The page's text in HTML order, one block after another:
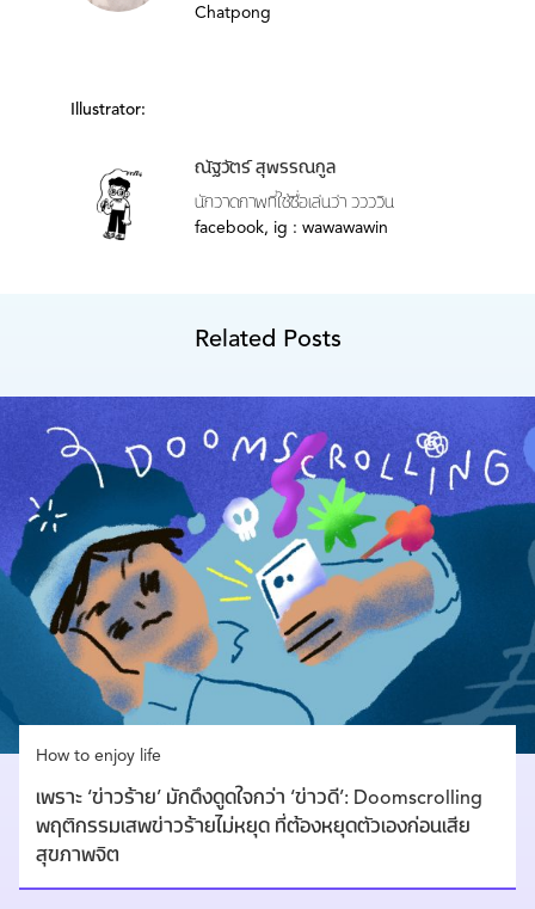
Chatpong
Illustrator:
ณัฐวัตร์ สุพรรณกูล
นักวาดภาพที่ใช้ชื่อเล่นว่า ววววิน
facebook, ig : wawawawin
Related Posts
How to enjoy life
เพราะ ‘ข่าวร้าย’ มักดึงดูดใจกว่า ‘ข่าวดี’: Doomscrolling
พฤติกรรมเสพข่าวร้ายไม่หยุด ที่ต้องหยุดตัวเองก่อนเสีย
สุขภาพจิต